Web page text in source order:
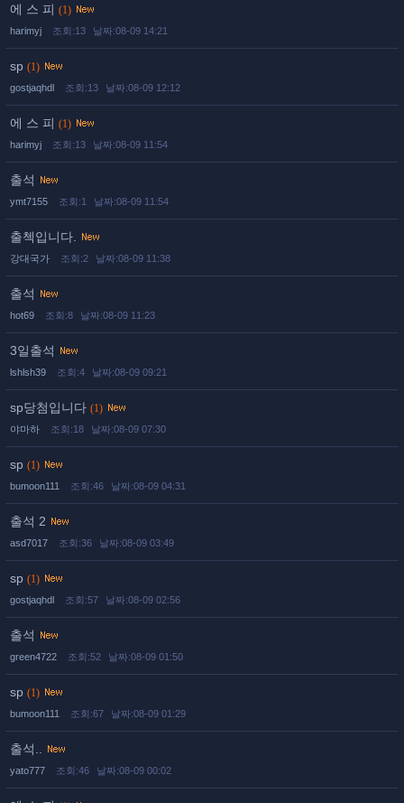
에 스 피 (1)
harimyj 조회:13 날짜:08-09 14:21
sp (1)
gostjaqhdl 조회:13 날짜:08-09 12:12
에 스 피 (1)
harimyj 조회:13 날짜:08-09 11:54
출석
ymt7155 조회:1 날짜:08-09 11:54
출첵입니다.
강대국가 조회:2 날짜:08-09 11:38
출석
hot69 조회:8 날짜:08-09 11:23
3일출석
lshlsh39 조회:4 날짜:08-09 09:21
sp당첨입니다 (1)
야마하 조회:18 날짜:08-09 07:30
sp (1)
bumoon111 조회:46 날짜:08-09 04:31
출석 2
asd7017 조회:36 날짜:08-09 03:49
sp (1)
gostjaqhdl 조회:57 날짜:08-09 02:56
출석
green4722 조회:52 날짜:08-09 01:50
sp (1)
bumoon111 조회:67 날짜:08-09 01:29
출석..
yato777 조회:46 날짜:08-09 00:02